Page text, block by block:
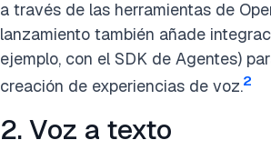
a través de las herramientas de
lanzamiento también añade
ejemplo, con el SDK de Agentes)
creación de experiencias de voz.2
2. Voz a texto